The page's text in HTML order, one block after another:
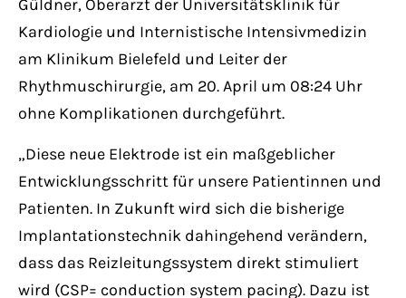
Güldner, Oberarzt der Universitätsklinik für
Kardiologie und Internistische Intensivmedizin
am Klinikum Bielefeld und Leiter der
Rhythmuschirurgie, am 20. April um 08:24 Uhr
ohne Komplikationen durchgeführt.
„Diese neue Elektrode ist ein maßgeblicher
Entwicklungsschritt für unsere Patientinnen und
Patienten. In Zukunft wird sich die bisherige
Implantationstechnik dahingehend verändern,
dass das Reizleitungssystem direkt stimuliert
wird (CSP= conduction system pacing). Dazu ist